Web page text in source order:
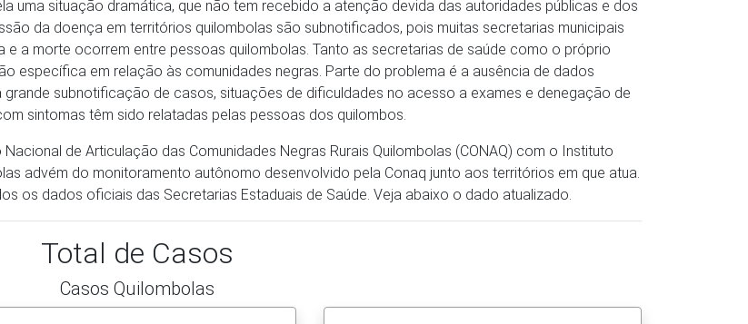
uma situação dramática, que não tem recebido a atenção devida das autoridades públicas e dos
da doença em territórios quilombolas são subnotificados, pois muitas secretarias municipais
e a morte ocorrem entre pessoas quilombolas. Tanto as secretarias de saúde como o próprio
específica em relação às comunidades negras. Parte do problema é a ausência de dados
subnotificação de casos, situações de dificuldades no acesso a exames e denegação de
sintomas têm sido relatadas pelas pessoas dos quilombos.
de Articulação das Comunidades Negras Rurais Quilombolas (CONAQ) com o Instituto
advém do monitoramento autônomo desenvolvido pela Conaq junto aos territórios em que atua.
os dados oficiais das Secretarias Estaduais de Saúde. Veja abaixo o dado atualizado.
Total de Casos
Casos Quilombolas